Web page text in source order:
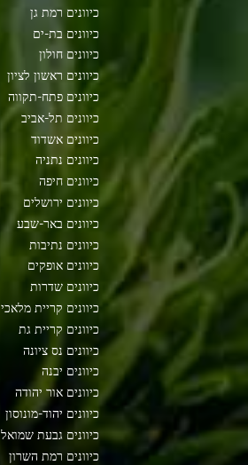
כיוונים רמת גן
כיוונים בת-ים
כיוונים חולון
כיוונים ראשון לציון
כיוונים פתח-תקווה
כיוונים תל-אביב
כיוונים אשדוד
כיוונים נתניה
כיוונים חיפה
כיוונים ירושלים
כיוונים באר-שבע
כיוונים נתיבות
כיוונים אופקים
כיוונים שדרות
כיוונים קריית מלאכי
כיוונים קריית גת
כיוונים נס ציונה
כיוונים יבנה
כיוונים אור יהודה
כיוונים יהוד-מונוסון
כיוונים גבעת שמואל
כיוונים רמת השרון